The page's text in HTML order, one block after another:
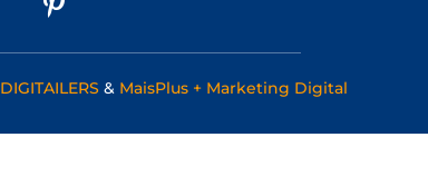
DIGITAILERS & MaisPlus + Marketing Digital